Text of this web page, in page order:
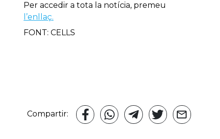
Per accedir a tota la notícia, premeu
l’enllaç.
FONT: CELLS
Compartir: